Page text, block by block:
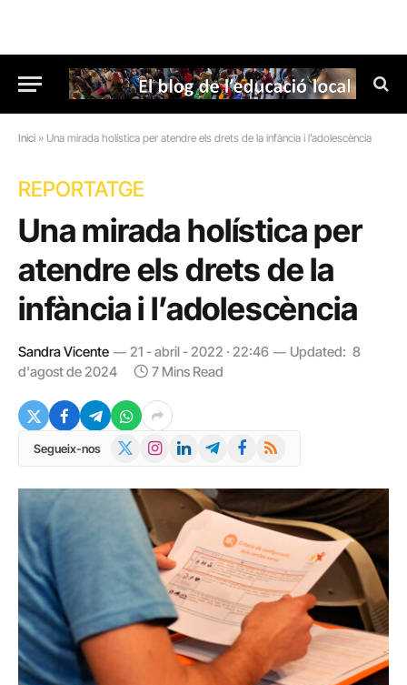
Inici » Una mirada holística per atendre els drets de la infància i l’adolescència
REPORTATGE
Una mirada holística per
atendre els drets de la
infància i l’adolescència
Sandra Vicente 21 - abril - 2022 · 22:46 Updated: 8
d'agost de 2024
7 Mins Read
Segueix-nos InstagramLinkedInTelegramFacebook
RSS